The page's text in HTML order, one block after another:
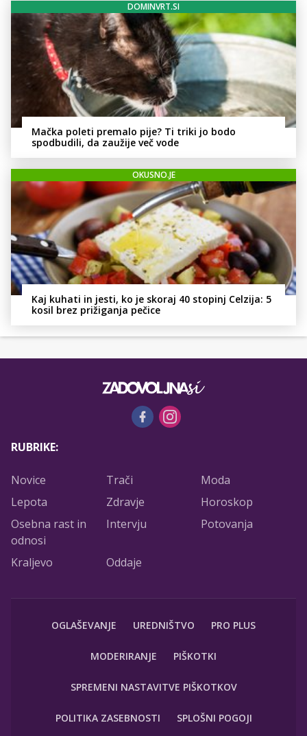
DOMINVRT.SI
Mačka poleti premalo pije? Ti triki jo bodo
spodbudili, da zaužije več vode
OKUSNO.JE
Kaj kuhati in jesti, ko je skoraj 40 stopinj Celzija: 5
kosil brez prižiganja pečice
RUBRIKE:
Novice Trači
Moda
Lepota
Zdravje
Horoskop
Osebna rast in
odnosi
Intervju Potovanja
Kraljevo Oddaje
OGLAŠEVANJE UREDNIŠTVO PRO PLUS
MODERIRANJE PIŠKOTKI
SPREMENI NASTAVITVE PIŠKOTKOV
POLITIKA ZASEBNOSTI SPLOŠNI POGOJI